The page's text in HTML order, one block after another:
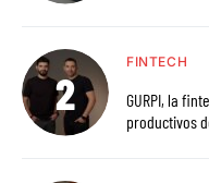
FINTECH
GURPI, la fintech
productivos